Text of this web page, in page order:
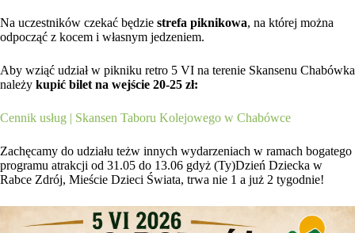
Na uczestników czekać będzie strefa piknikowa, na której można
odpocząć z kocem i własnym jedzeniem.
Aby wziąć udział w pikniku retro 5 VI na terenie Skansenu Chabówka
należy kupić bilet na wejście 20-25 zł:
Cennik usług | Skansen Taboru Kolejowego w Chabówce
Zachęcamy do udziału teżw innych wydarzeniach w ramach bogatego
programu atrakcji od 31.05 do 13.06 gdyż (Ty)Dzień Dziecka w
Rabce Zdrój, Mieście Dzieci Świata, trwa nie 1 a już 2 tygodnie!